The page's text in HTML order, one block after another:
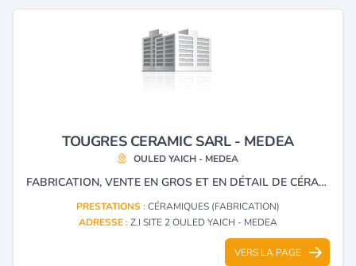
TOUGRES CERAMIC SARL - MEDEA
OULED YAICH - MEDEA
FABRICATION, VENTE EN GROS ET EN DÉTAIL DE CÉRAMIQUES
PRESTATIONS :CÉRAMIQUES (FABRICATION)
ADRESSE :Z.I SITE 2 OULED YAICH - MEDEA
VERS LA PAGE